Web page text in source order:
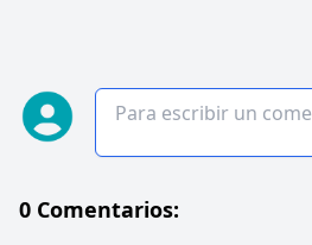
0 Comentarios: